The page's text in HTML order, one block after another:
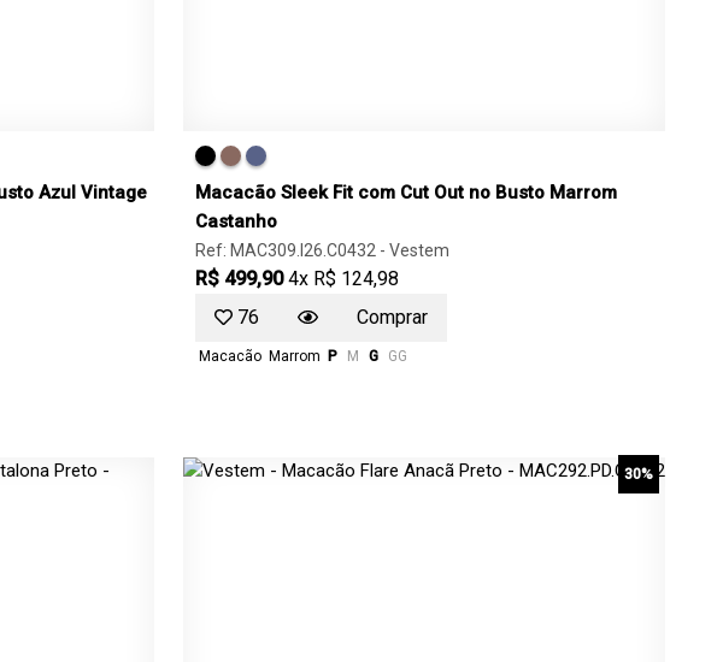
Azul Vintage
Macacão Sleek Fit com Cut Out no Busto Marrom
Castanho
Ref: MAC309.I26.C0432 - Vestem
R$ 499,90 4x R$ 124,98
76
Comprar
Macacão Marrom P M G GG
30%